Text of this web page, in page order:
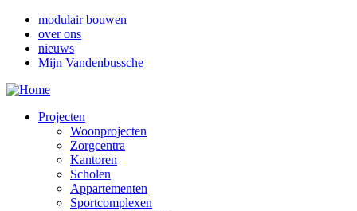
Overslaan
naar
gaan
Top
navigatie
modulair bouwen
over ons
nieuws
Mijn Vandenbussche
navigation
(Desktop)
Projecten
Woonprojecten
Zorgcentra
Kantoren
Scholen
Appartementen
Sportcomplexen